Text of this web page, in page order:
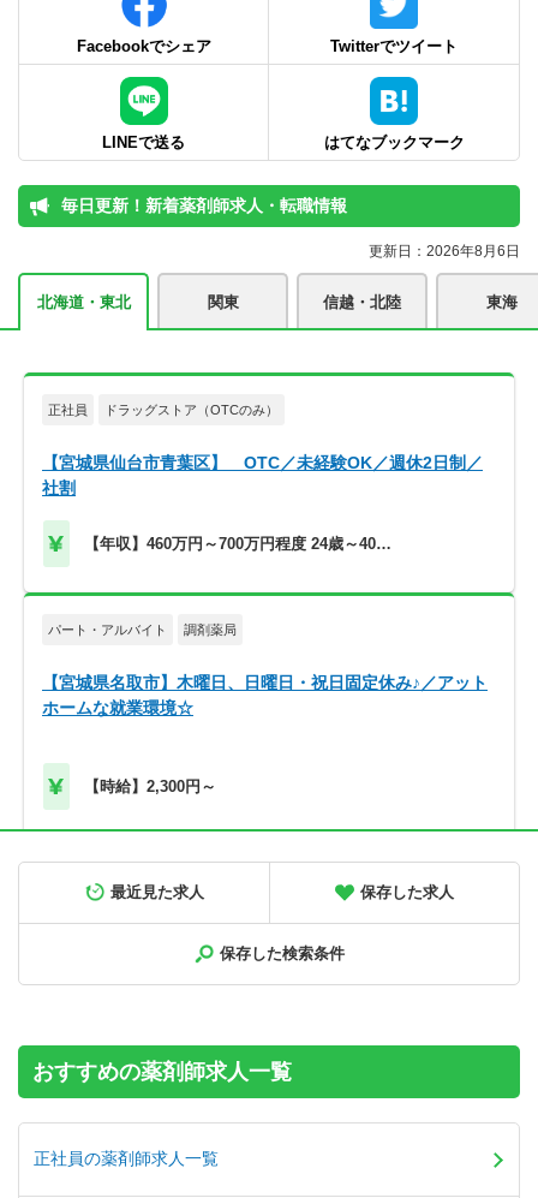
Facebookでシェア Twitterでツイート
LINEで送る はてなブックマーク
毎日更新！新着薬剤師求人・転職情報
更新日：2026年8月6日
北海道・東北 関東 信越・北陸 東海
正社員 ドラッグストア（OTCのみ）
【宮城県仙台市青葉区】 OTC／未経験OK／週休2日制／
社割
【年収】460万円～700万円程度 24歳～40歳
パート・アルバイト 調剤薬局
【宮城県名取市】木曜日、日曜日・祝日固定休み♪／アット
ホームな就業環境☆
【時給】2,300円～
【北海道旭川市】高給与！580万円～／メディカルビレッジ
内の調剤薬局です＜薬剤師＞
最近見た求人 保存した求人
保存した検索条件
おすすめの薬剤師求人一覧
正社員の薬剤師求人一覧